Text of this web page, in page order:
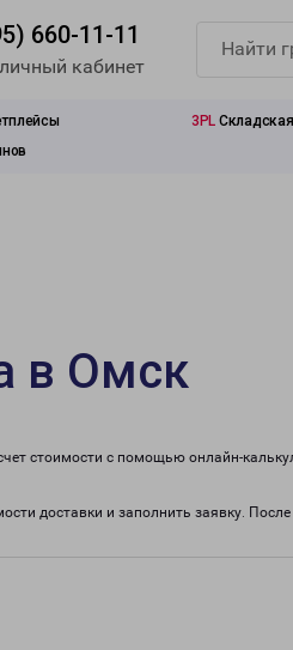
660-11-11
кабинет
3PL
в Омск
стоимости с помощью онлайн-
доставки и заполнить заявку.